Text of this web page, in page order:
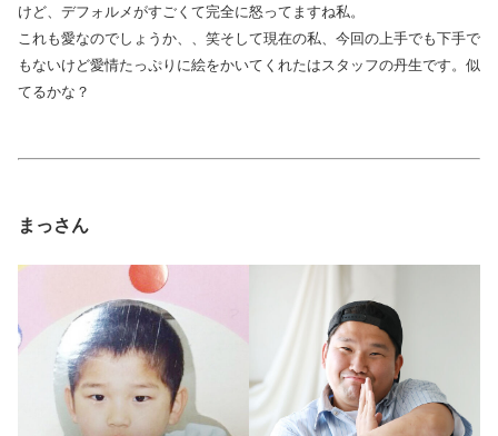
けど、デフォルメがすごくて完全に怒ってますね私。
これも愛なのでしょうか、、笑そして現在の私、今回の上手でも下手で
もないけど愛情たっぷりに絵をかいてくれたはスタッフの丹生です。似
てるかな？
まっさん